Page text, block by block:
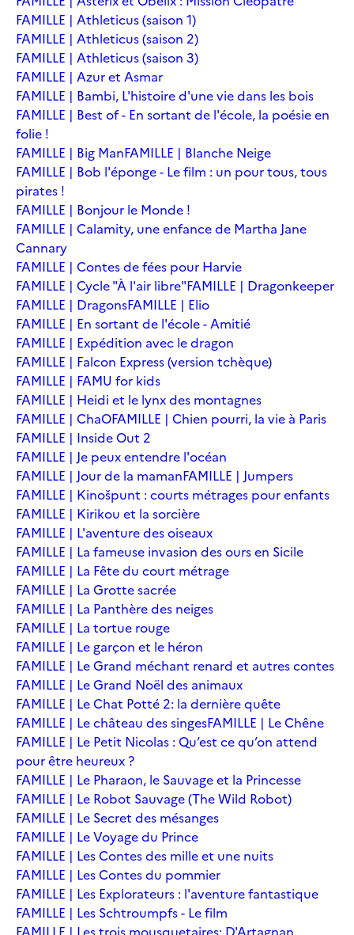
FAMILLE | Athleticus (saison 1)
FAMILLE | Athleticus (saison 2)
FAMILLE | Athleticus (saison 3)
FAMILLE | Azur et Asmar
FAMILLE | Bambi, L'histoire d'une vie dans les bois
FAMILLE | Best of - En sortant de l'école, la poésie en
folie !
FAMILLE | Big ManFAMILLE | Blanche Neige
FAMILLE | Bob l'éponge - Le film : un pour tous, tous
pirates !
FAMILLE | Bonjour le Monde !
FAMILLE | Calamity, une enfance de Martha Jane
Cannary
FAMILLE | Contes de fées pour Harvie
FAMILLE | Cycle "À l'air libre"FAMILLE | Dragonkeeper
FAMILLE | DragonsFAMILLE | Elio
FAMILLE | En sortant de l'école - Amitié
FAMILLE | Expédition avec le dragon
FAMILLE | Falcon Express (version tchèque)
FAMILLE | FAMU for kids
FAMILLE | Heidi et le lynx des montagnes
FAMILLE | ChaOFAMILLE | Chien pourri, la vie à Paris
FAMILLE | Inside Out 2
FAMILLE | Je peux entendre l'océan
FAMILLE | Jour de la mamanFAMILLE | Jumpers
FAMILLE | Kinošpunt : courts métrages pour enfants
FAMILLE | Kirikou et la sorcière
FAMILLE | L'aventure des oiseaux
FAMILLE | La fameuse invasion des ours en Sicile
FAMILLE | La Fête du court métrage
FAMILLE | La Grotte sacrée
FAMILLE | La Panthère des neiges
FAMILLE | La tortue rouge
FAMILLE | Le garçon et le héron
FAMILLE | Le Grand méchant renard et autres contes
FAMILLE | Le Grand Noël des animaux
FAMILLE | Le Chat Potté 2: la dernière quête
FAMILLE | Le château des singesFAMILLE | Le Chêne
FAMILLE | Le Petit Nicolas : Qu’est ce qu’on attend
pour être heureux ?
FAMILLE | Le Pharaon, le Sauvage et la Princesse
FAMILLE | Le Robot Sauvage (The Wild Robot)
FAMILLE | Le Secret des mésanges
FAMILLE | Le Voyage du Prince
FAMILLE | Les Contes des mille et une nuits
FAMILLE | Les Contes du pommier
FAMILLE | Les Explorateurs : l'aventure fantastique
FAMILLE | Les Schtroumpfs - Le film